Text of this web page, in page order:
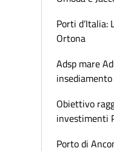
Porti d’Italia:
Ortona
Adsp mare
Obiettivo
investimenti
Porto di